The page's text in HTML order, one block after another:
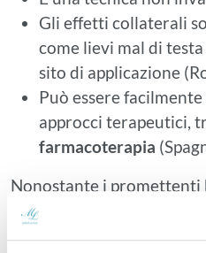
Gli effetti collaterali
come lievi mal di
sito di applicazione
Può essere
approcci terapeutici,
farmacoterapia
Nonostante i promettenti
presenta alcune limitazioni: